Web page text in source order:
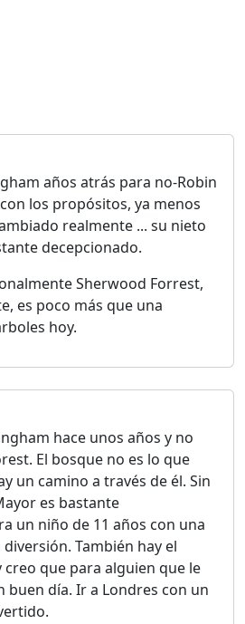
años atrás para no-Robin
los propósitos, ya menos
realmente ... su nieto
decepcionado.
Sherwood Forrest,
es poco más que una
hoy.
hace unos años y no
El bosque no es lo que
un camino a través de él. Sin
es bastante
un niño de 11 años con una
También hay el
creo que para alguien que le
buen día. Ir a Londres con un